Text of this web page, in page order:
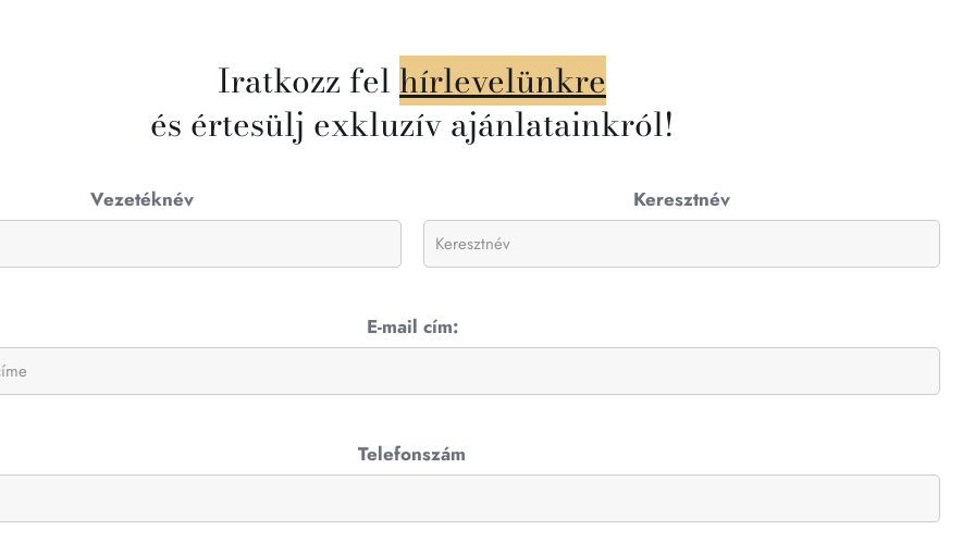
Iratkozz fel hírlevelünkre
és értesülj exkluzív ajánlatainkról!
Vezetéknév Keresztnév
E-mail cím:
Telefonszám